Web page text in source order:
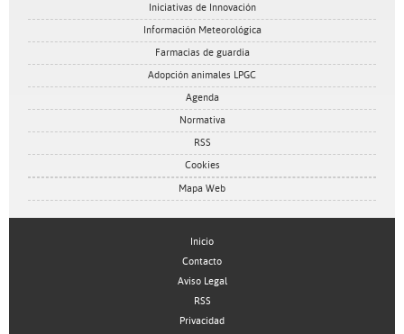
Iniciativas de Innovación
Información Meteorológica
Farmacias de guardia
Adopción animales LPGC
Agenda
Normativa
RSS
Cookies
Mapa Web
Inicio
Contacto
Aviso Legal
RSS
Privacidad